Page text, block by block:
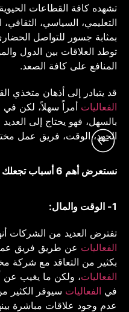
تشهده كافة القطاعات
التعليمي، السياسي، الثقافي،
بمثابة جسور للتواصل
توطد العلاقات بين الدول
المنافع على كافة الصعد.
قد يتبادر إلى أذهان متخذي
الفعاليات أمراً سهلاً، لكن
بالسهل، فهو يحتاج إلى
الجهد، الوقت، فريق عمل
نستعرض أهم 6 أسباب تجعلك تعيّن شركة تنظيم فعاليات:
1- الوقت والمال:
تفترض العديد من الشركات
الفعاليات عن طريق فريق
بكثير من التعاقد مع شركة
الفعاليات، ولكن ما يغيب عن
في الفعاليات سيوفر الكثير
عدم وجود علاقات مباشرة